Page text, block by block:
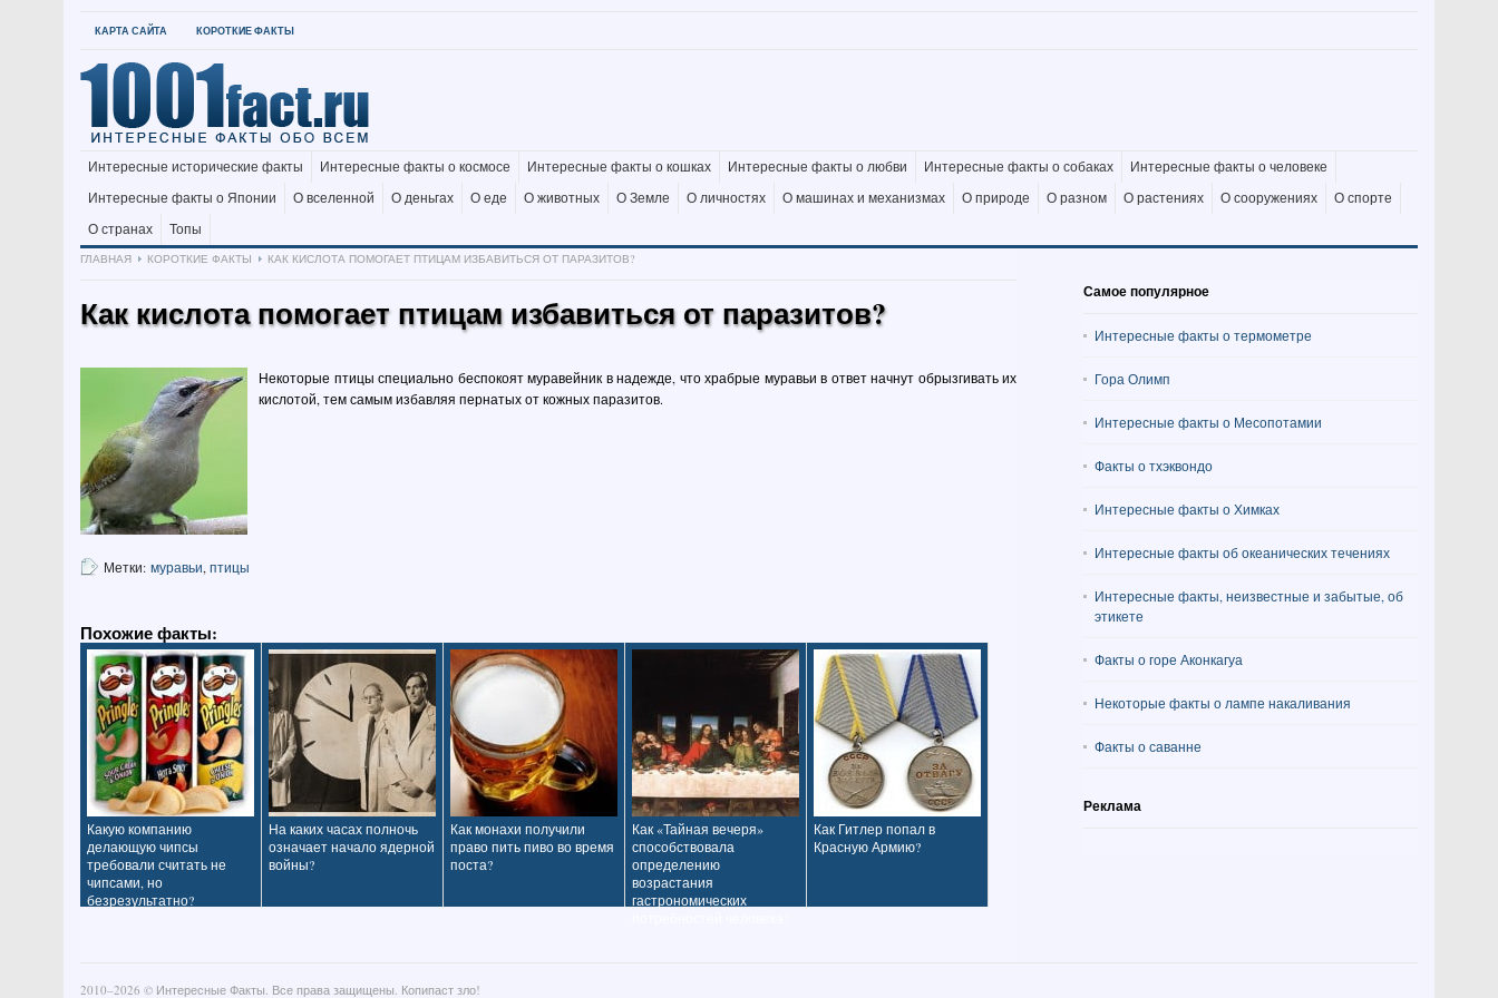
КАРТА САЙТА КОРОТКИЕ ФАКТЫ
Интересные исторические факты Интересные факты о космосе Интересные факты о кошках Интересные факты о любви Интересные факты о собаках
Интересные факты о человеке
Интересные факты о Японии
О вселенной О деньгах О еде О животных О Земле О личностях О машинах и механизмах О природе О разном О растениях О сооружениях
О спорте
О странах
Топы
ГЛАВНАЯ
КОРОТКИЕ ФАКТЫ КАК КИСЛОТА ПОМОГАЕТ ПТИЦАМ ИЗБАВИТЬСЯ ОТ ПАРАЗИТОВ?
Как кислота помогает птицам избавиться от паразитов?
Некоторые птицы специально беспокоят муравейник в надежде, что храбрые муравьи в ответ начнут обрызгивать их
кислотой, тем самым избавляя пернатых от кожных паразитов.
Метки: муравьи, птицы
Похожие факты:
Какую компанию
делающую чипсы
требовали считать не
чипсами, но
безрезультатно?
На каких часах полночь
означает начало ядерной
войны?
Как монахи получили
право пить пиво во время
поста?
Как «Тайная вечеря»
способствовала
определению
возрастания
гастрономических
Как Гитлер попал в
Красную Армию?
Самое популярное
Интересные факты о термометре
Гора Олимп
Интересные факты о Месопотамии
Факты о тхэквондо
Интересные факты о Химках
Интересные факты об океанических течениях
Интересные факты, неизвестные и забытые, об
этикете
Факты о горе Аконкагуа
Некоторые факты о лампе накаливания
Факты о саванне
Реклама
2010–2026 © Интересные Факты. Все права защищены. Копипаст зло!